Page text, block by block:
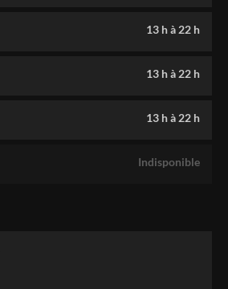
13 hà 22 h
13 hà 22 h
13 hà 22 h
Indisponible